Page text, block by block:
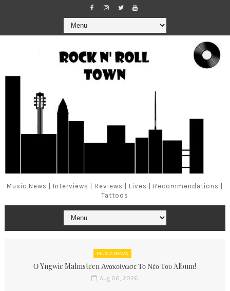
Music News | Interviews | Reviews | Lives | Recommendations |
Tattoos
MUSIC NEWS
Ο Yngwie Malmsteen Ανακοίνωσε Το Νέο Του Album!
Aug 06, 2026